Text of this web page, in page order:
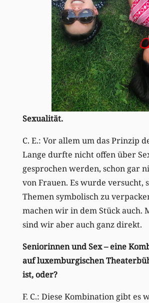
Sexualität.
C. E.: Vor allem um das Prinzip
Lange durfte nicht offen über
gesprochen werden, schon gar
von Frauen. Es wurde versucht,
Themen symbolisch zu
machen wir in dem Stück auch.
sind wir aber auch ganz direkt.
Seniorinnen und Sex – eine
auf luxemburgischen
ist, oder?
F. C.: Diese Kombination gibt es